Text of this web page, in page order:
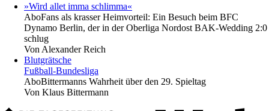
»Wird allet imma schlimma«
AboFans als krasser Heimvorteil: Ein Besuch beim BFC
Dynamo Berlin, der in der Oberliga Nordost BAK-Wedding 2:0
schlug
Von Alexander Reich
Blutgrätsche
Fußball-Bundesliga
AboBittermanns Wahrheit über den 29. Spieltag
Von Klaus Bittermann